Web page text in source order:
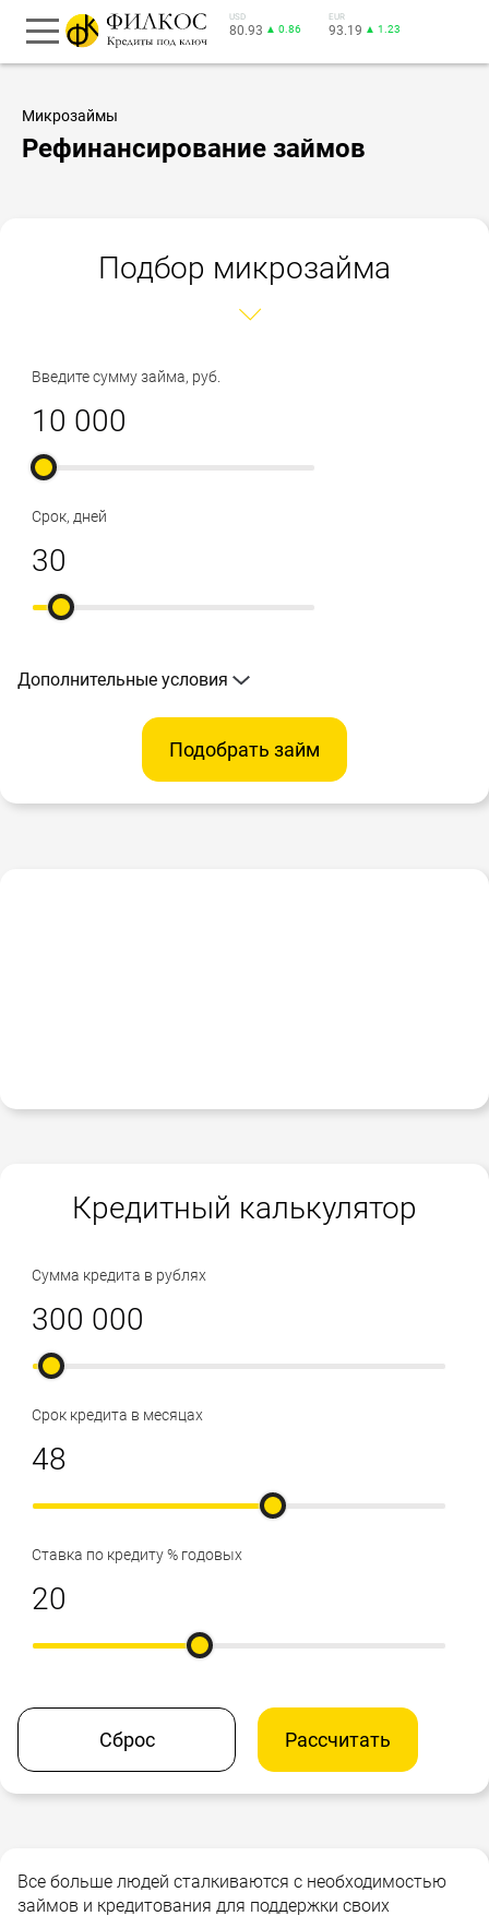
USD
80.93 ▲ 0.86
EUR
93.19 ▲ 1.23
Микрозаймы
Рефинансирование займов
Подбор микрозайма
Введите сумму займа, руб.
Срок, дней
Дополнительные условия
Подобрать займ
Кредитный калькулятор
Сумма кредита в рублях
Срок кредита в месяцах
Ставка по кредиту % годовых
Сброс Рассчитать
Все больше людей сталкиваются с необходимостью
займов и кредитования для поддержки своих